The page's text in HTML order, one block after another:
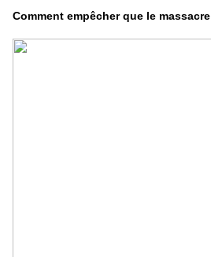
Comment empêcher que le massacre